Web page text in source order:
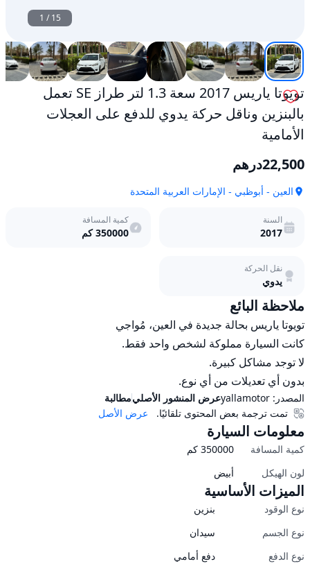
1 /15
تويوتا ياريس 2017 سعة 1.3 لتر طراز SE تعمل
بالبنزين وناقل حركة يدوي للدفع على العجلات
الأمامية
22,500درهم
العين - أبوظبي - الإمارات العربية المتحدة
السنة
2017
كمية المسافة
350000كم
نقل الحركة
يدوي
ملاحظة البائع
بدون أي تعديلات من أي نوع.
المصدر: yallamotorعرض المنشور الأصليمطالبة
عرض الأصل
تمت ترجمة بعض المحتوى تلقائيًا.
معلومات السيارة
كمية المسافة 350000 كم
لون الهيكل
أبيض
الميزات الأساسية
نوع الوقود
بنزين
نوع الجسم
سيدان
نوع الدفع
دفع أمامي